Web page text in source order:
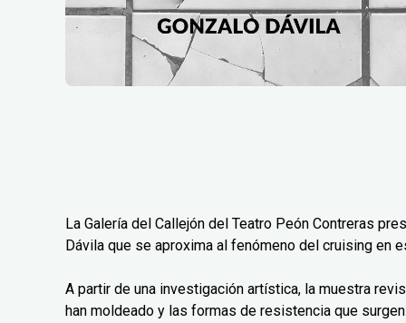
La Galería del Callejón del Teatro Peón Contreras
Dávila que se aproxima al fenómeno del cruising en
A partir de una investigación artística, la muestra
han moldeado y las formas de resistencia que